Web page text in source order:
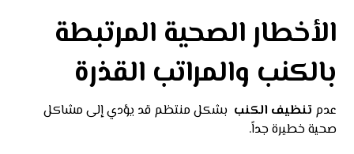
الأخطار الصحية المرتبطة
بالكنب والمراتب القذرة
عدم تنظيف الكنب بشكل منتظم قد يؤدي إلى مشاكل
صحية خطيرة جداً.